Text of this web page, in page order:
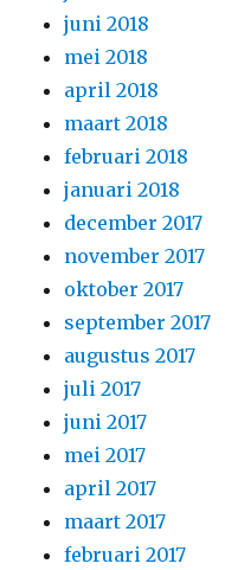
juni 2018
mei 2018
april 2018
maart 2018
februari 2018
januari 2018
december 2017
november 2017
oktober 2017
september 2017
augustus 2017
juli 2017
juni 2017
mei 2017
april 2017
maart 2017
februari 2017